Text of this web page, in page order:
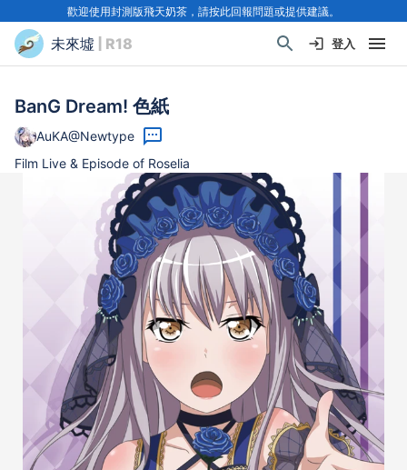
歡迎使用封測版飛天奶茶，請按此回報問題或提供建議。
未來墟 | R18 登入
BanG Dream! 色紙
AuKA@Newtype
Film Live & Episode of Roselia